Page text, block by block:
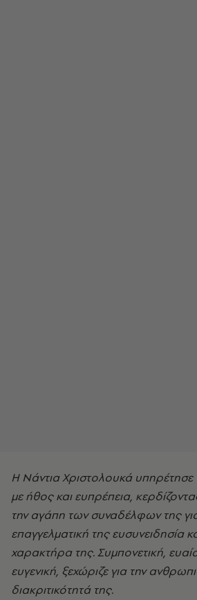
Η Νάντια Χριστολουκά
με ήθος και ευπρέπεια,
την αγάπη των συναδέλφων της
επαγγελματική της ευσυνειδησία
χαρακτήρα της. Συμπονετική,
ευγενική, ξεχώριζε για την
διακριτικότητά της.